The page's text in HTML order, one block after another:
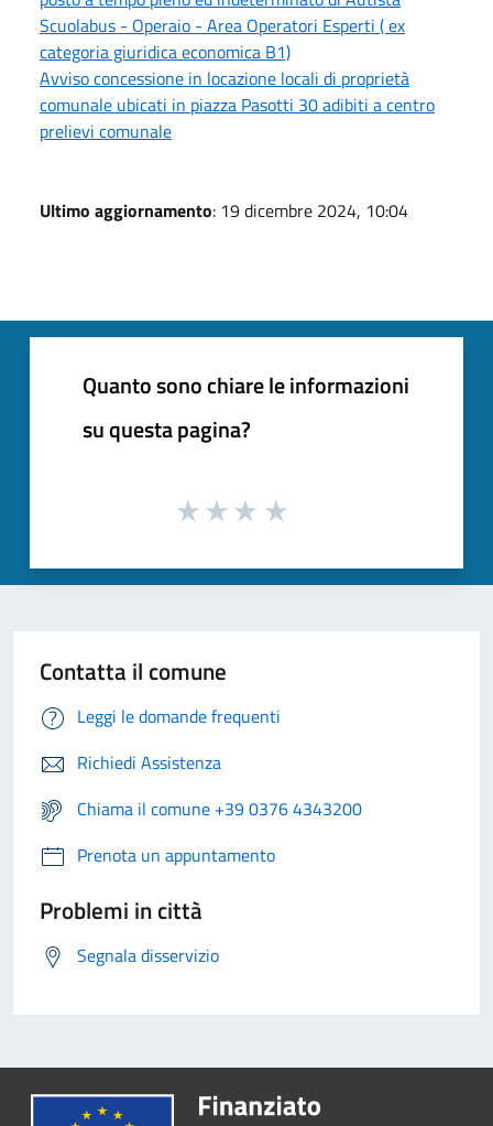
Scuolabus - Operaio - Area Operatori Esperti ( ex
categoria giuridica economica B1)
Avviso concessione in locazione locali di proprietà
comunale ubicati in piazza Pasotti 30 adibiti a centro
prelievi comunale
Ultimo aggiornamento: 19 dicembre 2024, 10:04
Quanto sono chiare le informazioni
su questa pagina?
Contatta il comune
Leggi le domande frequenti
Richiedi Assistenza
Chiama il comune +39 0376 4343200
Prenota un appuntamento
Problemi in città
Segnala disservizio